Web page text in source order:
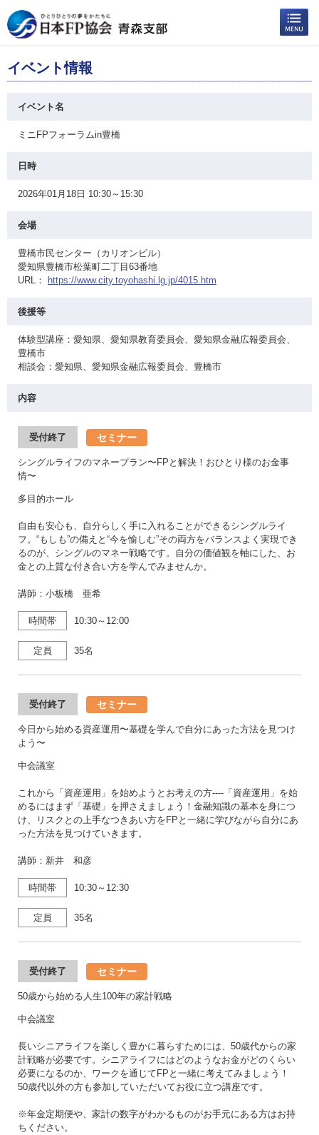
イベント情報
イベント名
ミニFPフォーラムin豊橋
日時
2026年01月18日 10:30～15:30
会場
豊橋市民センター（カリオンビル）
愛知県豊橋市松葉町二丁目63番地
URL：
https://www.city.toyohashi.lg.jp/4015.htm
後援等
体験型講座：愛知県、愛知県教育委員会、愛知県金融広報委員会、
豊橋市
相談会：愛知県、愛知県金融広報委員会、豊橋市
内容
受付終了 セミナー
シングルライフのマネープラン〜FPと解決！おひとり様のお金事
情〜
多目的ホール
自由も安心も、自分らしく手に入れることができるシングルライ
フ。“もしも”の備えと“今を愉しむ”その両方をバランスよく実現でき
るのが、シングルのマネー戦略です。自分の価値観を軸にした、お
金との上質な付き合い方を学んでみませんか。
講師：小板橋 亜希
時間帯 10:30～12:00
定員 35名
受付終了 セミナー
今日から始める資産運用〜基礎を学んで自分にあった方法を見つけ
よう〜
中会議室
これから「資産運用」を始めようとお考えの方----「資産運用」を始
めるにはまず「基礎」を押さえましょう！金融知識の基本を身につ
け、リスクとの上手なつきあい方をFPと一緒に学びながら自分にあ
った方法を見つけていきます。
講師：新井 和彦
時間帯 10:30～12:30
定員 35名
受付終了 セミナー
50歳から始める人生100年の家計戦略
中会議室
長いシニアライフを楽しく豊かに暮らすためには、50歳代からの家
計戦略が必要です。シニアライフにはどのようなお金がどのくらい
必要になるのか、ワークを通じてFPと一緒に考えてみましょう！
50歳代以外の方も参加していただいてお役に立つ講座です。
※年金定期便や、家計の数字がわかるものがお手元にある方はお持
ちください。